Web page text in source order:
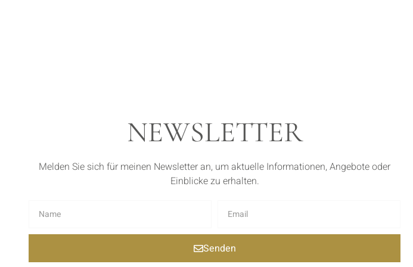
NEWSLETTER
Melden Sie sich für meinen Newsletter an, um aktuelle Informationen, Angebote oder
Einblicke zu erhalten.
Senden